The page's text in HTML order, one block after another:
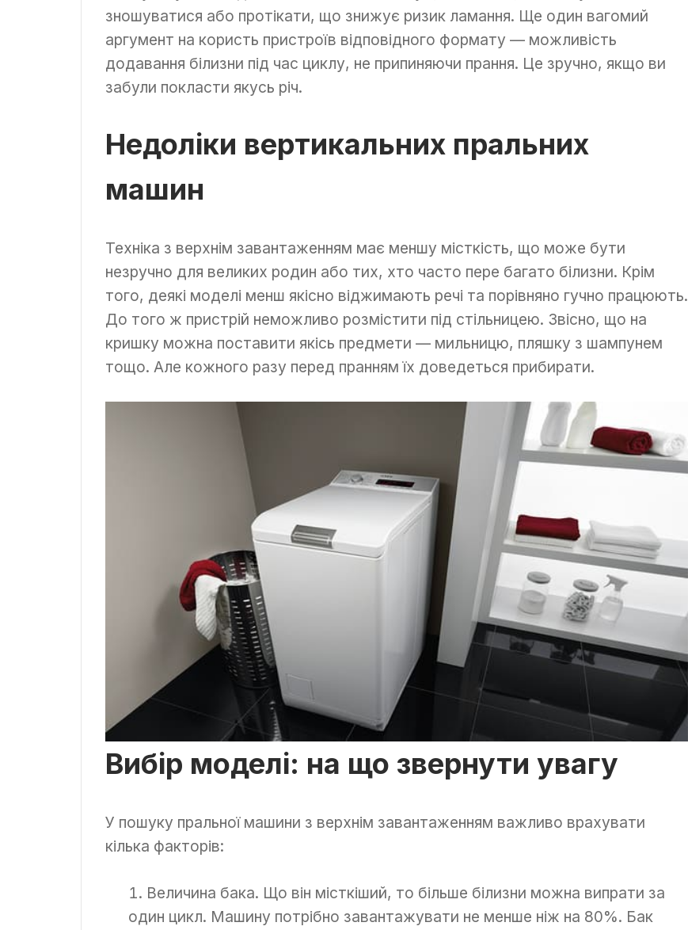
зношуватися або протікати, що знижує ризик ламання. Ще один вагомий
аргумент на користь пристроїв відповідного формату — можливість
додавання білизни під час циклу, не припиняючи прання. Це зручно, якщо ви
забули покласти якусь річ.
Недоліки вертикальних пральних
машин
Техніка з верхнім завантаженням має меншу місткість, що може бути
незручно для великих родин або тих, хто часто пере багато білизни. Крім
того, деякі моделі менш якісно віджимають речі та порівняно гучно працюють.
До того ж пристрій неможливо розмістити під стільницею. Звісно, що на
кришку можна поставити якісь предмети — мильницю, пляшку з шампунем
тощо. Але кожного разу перед пранням їх доведеться прибирати.
Вибір моделі: на що звернути увагу
У пошуку пральної машини з верхнім завантаженням важливо врахувати
кілька факторів:
Величина бака. Що він місткіший, то більше білизни можна випрати за
один цикл. Машину потрібно завантажувати не менше ніж на 80%. Бак